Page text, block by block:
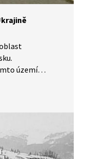
území